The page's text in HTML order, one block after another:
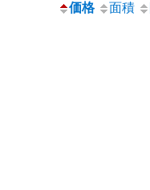
価格 面積